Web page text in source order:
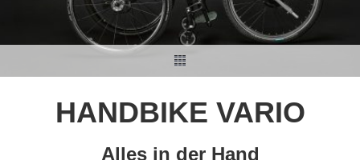
HANDBIKE VARIO
Alles in der Hand